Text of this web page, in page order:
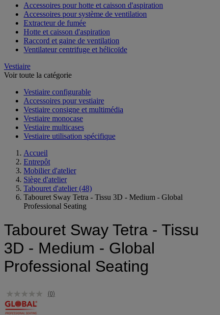
Accessoires pour hotte et caisson d'aspiration
Accessoires pour système de ventilation
Extracteur de fumée
Hotte et caisson d'aspiration
Raccord et gaine de ventilation
Ventilateur centrifuge et hélicoïde
Vestiaire
Voir toute la catégorie
Vestiaire configurable
Accessoires pour vestiaire
Vestiaire consigne et multimédia
Vestiaire monocase
Vestiaire multicases
Vestiaire utilisation spécifique
Accueil
Entrepôt
Mobilier d'atelier
Siège d'atelier
Tabouret d'atelier (48)
Tabouret Sway Tetra - Tissu 3D - Medium - Global
Professional Seating
Tabouret Sway Tetra - Tissu
3D - Medium - Global
Professional Seating
(0)